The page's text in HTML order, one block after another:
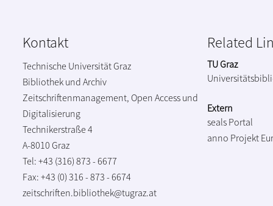
Kontakt
Technische Universität Graz
Bibliothek und Archiv
Zeitschriftenmanagement, Open Access und
Digitalisierung
Technikerstraße 4
A-8010 Graz
Tel: +43 (316) 873 - 6677
Fax: +43 (0) 316 - 873 - 6674
zeitschriften.bibliothek@tugraz.at
Related
TU Graz
Extern
seals Portal
anno Projekt